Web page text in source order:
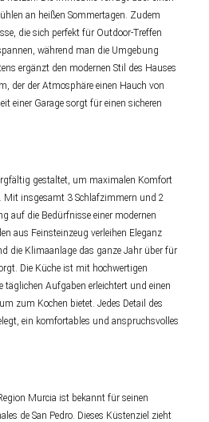
an heißen Sommertagen. Zudem
die sich perfekt für Outdoor-Treffen
während man die Umgebung
ergänzt den modernen Stil des Hauses
der der Atmosphäre einen Hauch von
einer Garage sorgt für einen sicheren
gestaltet, um maximalen Komfort
Mit insgesamt 3 Schlafzimmern und 2
auf die Bedürfnisse einer modernen
aus Feinsteinzeug verleihen Eleganz
die Klimaanlage das ganze Jahr über für
Die Küche ist mit hochwertigen
täglichen Aufgaben erleichtert und einen
zum Kochen bietet. Jedes Detail des
ein komfortables und anspruchsvolles
Murcia ist bekannt für seinen
de San Pedro. Dieses Küstenziel zieht